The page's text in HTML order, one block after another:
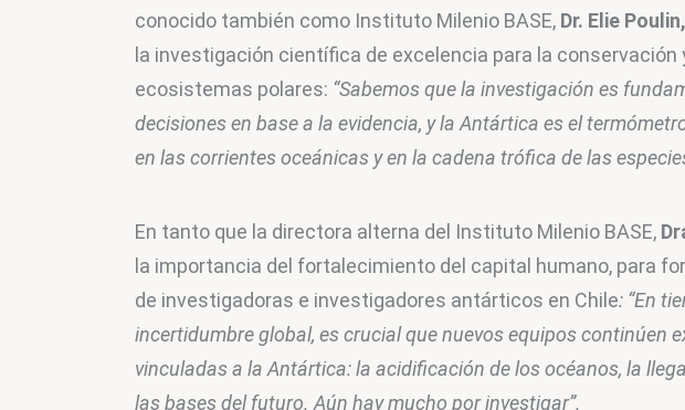
conocido también como Instituto Milenio BASE, Dr. Elie Poulin,
la investigación científica de excelencia para la conservación
ecosistemas polares: “Sabemos que la investigación es
decisiones en base a la evidencia, y la Antártica es el
en las corrientes oceánicas y en la cadena trófica de las
En tanto que la directora alterna del Instituto Milenio BASE,
la importancia del fortalecimiento del capital humano, para
de investigadoras e investigadores antárticos en Chile: “En
incertidumbre global, es crucial que nuevos equipos continúen
vinculadas a la Antártica: la acidificación de los océanos, la
las bases del futuro. Aún hay mucho por investigar”.